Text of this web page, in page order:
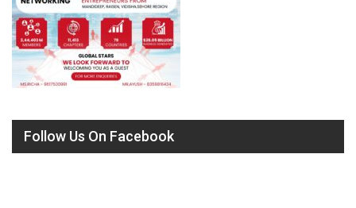
Follow Us On Facebook